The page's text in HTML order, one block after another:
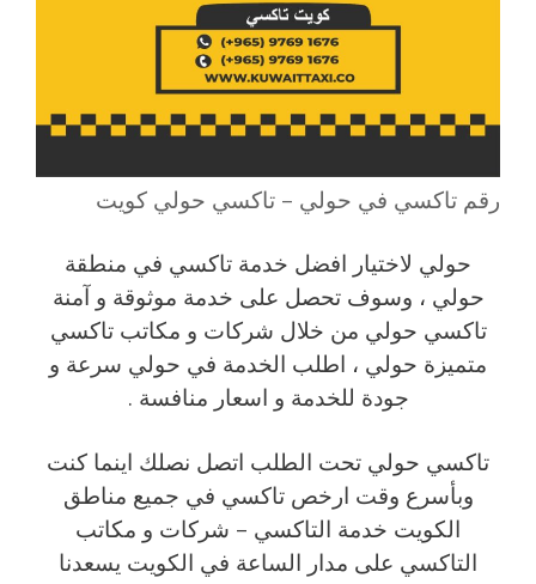
رقم تاكسي في حولي – تاكسي حولي كويت
حولي لاختيار افضل خدمة تاكسي في منطقة
حولي ، وسوف تحصل على خدمة موثوقة و آمنة
تاكسي حولي من خلال شركات و مكاتب تاكسي
متميزة حولي ، اطلب الخدمة في حولي سرعة و
جودة للخدمة و اسعار منافسة .
تاكسي حولي تحت الطلب اتصل نصلك اينما كنت
وبأسرع وقت ارخص تاكسي في جميع مناطق
الكويت خدمة التاكسي – شركات و مكاتب
التاكسي على مدار الساعة في الكويت يسعدنا